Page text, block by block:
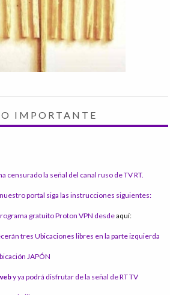
IMPORTANTE
censurado la señal del canal ruso de TV RT.
portal siga las instrucciones siguientes:
gratuito Proton VPN desdeaquí:
tres Ubicaciones libres en la parte izquierda
JAPÓN
y ya podrá disfrutar de la señal de RT TV